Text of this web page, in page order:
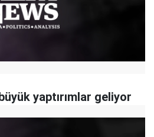
yaptırımlar geliyor